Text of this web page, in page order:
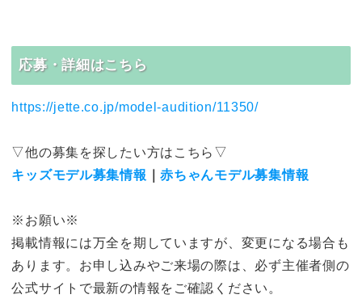
応募・詳細はこちら
https://jette.co.jp/model-audition/11350/
▽他の募集を探したい方はこちら▽
キッズモデル募集情報 ｜赤ちゃんモデル募集情報
※お願い※
掲載情報には万全を期していますが、変更になる場合も
あります。お申し込みやご来場の際は、必ず主催者側の
公式サイトで最新の情報をご確認ください。